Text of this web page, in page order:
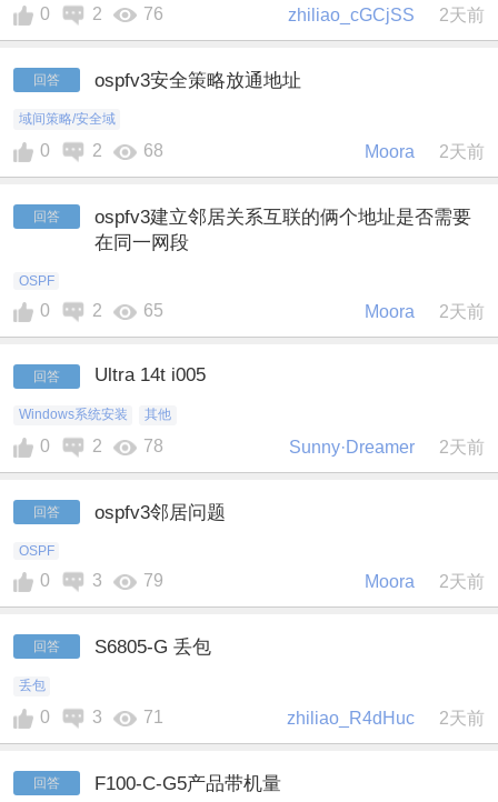
0 2 76 zhiliao_cGCjSS 2天前
回答 ospfv3安全策略放通地址
域间策略/安全域
0 2 68 Moora 2天前
回答
ospfv3建立邻居关系互联的俩个地址是否需要
在同一网段
OSPF
0 2 65 Moora 2天前
回答 Ultra 14t i005
Windows系统安装 其他
0 2 78 Sunny·Dreamer 2天前
回答 ospfv3邻居问题
OSPF
0 3 79 Moora 2天前
回答 S6805-G 丢包
丢包
0 3 71 zhiliao_R4dHuc 2天前
回答 F100-C-G5产品带机量